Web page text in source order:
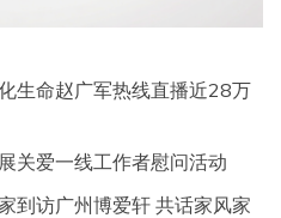
生命赵广军热线直播近28万
关爱一线工作者慰问活动
到访广州博爱轩 共话家风家